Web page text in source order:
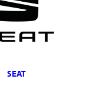
SEAT